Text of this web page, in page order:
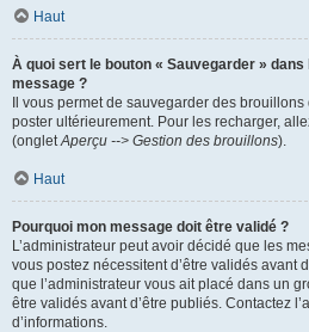
Haut
À quoi sert le bouton « Sauvegarder »
message ?
Il vous permet de sauvegarder des
poster ultérieurement. Pour les recharger,
(ongletAperçu --> Gestion des brouillons).
Haut
Pourquoi mon message doit être validé ?
L’administrateur peut avoir décidé que les
vous postez nécessitent d’être validés avant
que l’administrateur vous ait placé dans un
être validés avant d’être publiés. Contactez
d’informations.